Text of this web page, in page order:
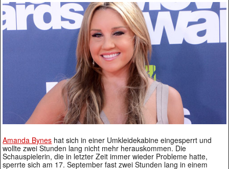
Amanda Bynes hat sich in einer Umkleidekabine eingesperrt und
wollte zwei Stunden lang nicht mehr herauskommen. Die
Schauspielerin, die in letzter Zeit immer wieder Probleme hatte,
sperrte sich am 17. September fast zwei Stunden lang in einem